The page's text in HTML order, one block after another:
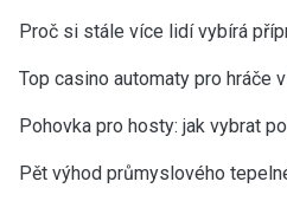
Proč si stále více lidí vybírá
Top casino automaty pro hráče
Pohovka pro hosty: jak vybrat
Pět výhod průmyslového